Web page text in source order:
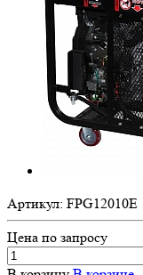
Артикул: FPG12010E
Цена по запросу